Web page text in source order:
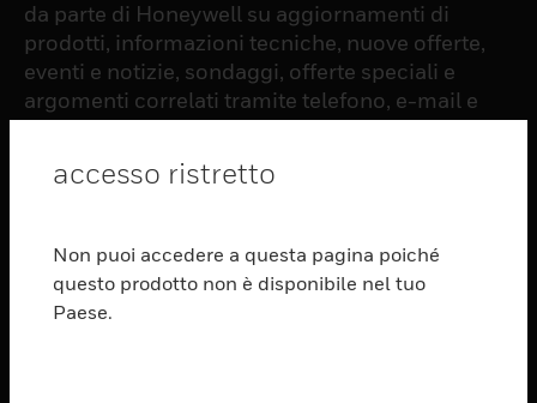
da parte di Honeywell su aggiornamenti di
prodotti, informazioni tecniche, nuove offerte,
eventi e notizie, sondaggi, offerte speciali e
argomenti correlati tramite telefono, e-mail e
PRODUCTS
toggle view
accesso ristretto
Non puoi accedere a questa pagina poiché
questo prodotto non è disponibile nel tuo
Paese.